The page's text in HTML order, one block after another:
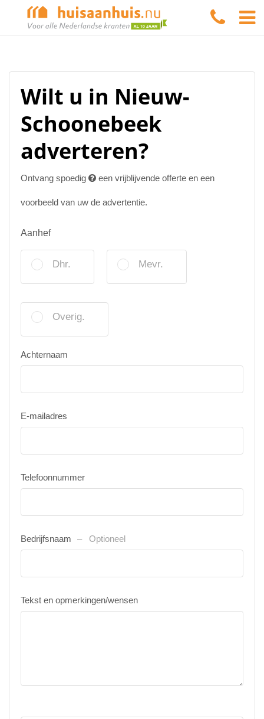
Wilt u in Nieuw-
Schoonebeek
adverteren?
Ontvang spoedig een vrijblijvende offerte en een
voorbeeld van uw de advertentie.
Aanhef
Dhr. Mevr.
Overig.
Achternaam
E-mailadres
Telefoonnummer
Bedrijfsnaam Optioneel
Tekst en opmerkingen/wensen